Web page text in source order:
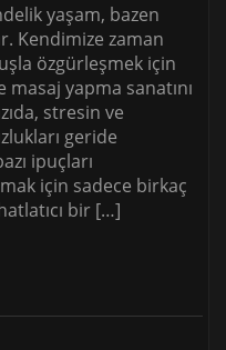
yaşam, bazen
Kendimize zaman
özgürleşmek için
masaj yapma sanatını
stresin ve
geride
ipuçları
için sadece birkaç
bir […]